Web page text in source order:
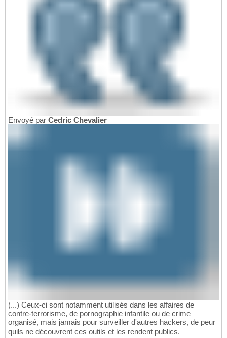
Envoyé par Cedric Chevalier
(...) Ceux-ci sont notamment utilisés dans les affaires de
contre-terrorisme, de pornographie infantile ou de crime
organisé, mais jamais pour surveiller d'autres hackers, de peur
quils ne découvrent ces outils et les rendent publics.